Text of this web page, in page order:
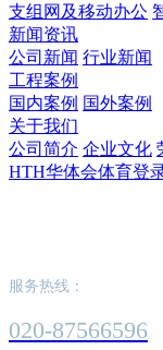
支组网及移动办公
新闻资讯
公司新闻 行业新闻
工程案例
国内案例 国外案例
关于我们
公司简介 企业文化
HTH华体会体育登
服务热线：
020-87566596